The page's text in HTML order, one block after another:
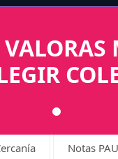
Notas PAU